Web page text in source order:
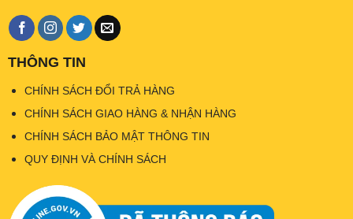
THÔNG TIN
CHÍNH SÁCH ĐỔI TRẢ HÀNG
CHÍNH SÁCH GIAO HÀNG & NHẬN HÀNG
CHÍNH SÁCH BẢO MẬT THÔNG TIN
QUY ĐỊNH VÀ CHÍNH SÁCH